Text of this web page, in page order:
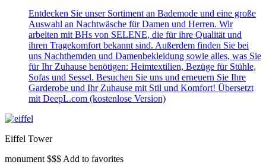
Entdecken Sie unser Sortiment an Bademode und eine große
Auswahl an Nachtwäsche für Damen und Herren. Wir
arbeiten mit BHs von SELENE, die für ihre Qualität und
ihren Tragekomfort bekannt sind. Außerdem finden Sie bei
uns Nachthemden und Damenbekleidung sowie alles, was Sie
für Ihr Zuhause benötigen: Heimtextilien, Bezüge für Stühle,
Sofas und Sessel. Besuchen Sie uns und erneuern Sie Ihre
Garderobe und Ihr Zuhause mit Stil und Komfort! Übersetzt
mit DeepL.com (kostenlose Version)
Eiffel Tower
monument $$$Add to favorites